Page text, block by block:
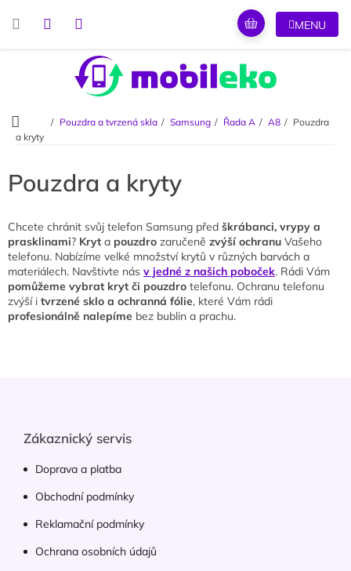
Domů
Pouzdra a tvrzená skla Samsung Řada A A8
Pouzdra
a kryty
Pouzdra a kryty
Chcete chránit svůj telefon Samsung před škrábanci, vrypy a
prasklinami? Kryt a pouzdro zaručeně zvýší ochranu Vašeho
telefonu. Nabízíme velké množství krytů v různých barvách a
materiálech. Navštivte nás v jedné z našich poboček. Rádi Vám
pomůžeme vybrat kryt či pouzdro telefonu. Ochranu telefonu
zvýší i tvrzené sklo a ochranná fólie, které Vám rádi
profesionálně nalepíme bez bublin a prachu.
Zákaznický servis
Doprava a platba
Obchodní podmínky
Reklamační podmínky
Ochrana osobních údajů